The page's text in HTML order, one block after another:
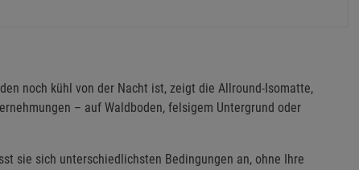
noch kühl von der Nacht ist, zeigt die Allround-Isomatte,
– auf Waldboden, felsigem Untergrund oder
sie sich unterschiedlichsten Bedingungen an, ohne Ihre